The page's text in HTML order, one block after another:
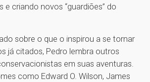
e criando novos “guardiões” do
sobre o que o inspirou a se tornar
já citados, Pedro lembra outros
em suas aventuras.
como Edward O. Wilson, James